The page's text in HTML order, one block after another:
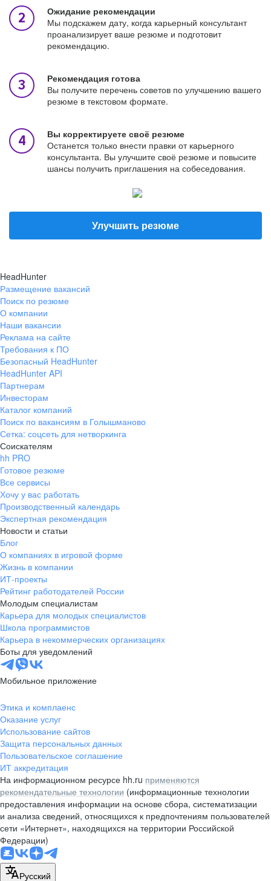
Ожидание рекомендации
Мы подскажем дату, когда карьерный консультант
проанализирует ваше резюме и подготовит
рекомендацию.
Рекомендация готова
Вы получите перечень советов по улучшению вашего
резюме в текстовом формате.
Вы корректируете своё резюме
Останется только внести правки от карьерного
консультанта. Вы улучшите своё резюме и повысите
шансы получить приглашения на собеседования.
Улучшить резюме
HeadHunter
Размещение вакансий
Поиск по резюме
О компании
Наши вакансии
Реклама на сайте
Требования к ПО
Безопасный HeadHunter
HeadHunter API
Партнерам
Инвесторам
Каталог компаний
Поиск по вакансиям в Голышманово
Сетка: соцсеть для нетворкинга
Соискателям
hh PRO
Готовое резюме
Все сервисы
Хочу у вас работать
Производственный календарь
Экспертная рекомендация
Новости и статьи
Блог
О компаниях в игровой форме
Жизнь в компании
ИТ-проекты
Рейтинг работодателей России
Молодым специалистам
Карьера для молодых специалистов
Школа программистов
Карьера в некоммерческих организациях
Боты для уведомлений
Мобильное приложение
Этика и комплаенс
Оказание услуг
Использование сайтов
Защита персональных данных
Пользовательское соглашение
ИТ аккредитация
На информационном ресурсе hh.ru применяются
рекомендательные технологии (информационные технологии
предоставления информации на основе сбора, систематизации
и анализа сведений, относящихся к предпочтениям пользователей
сети «Интернет», находящихся на территории Российской
Федерации)
Русский